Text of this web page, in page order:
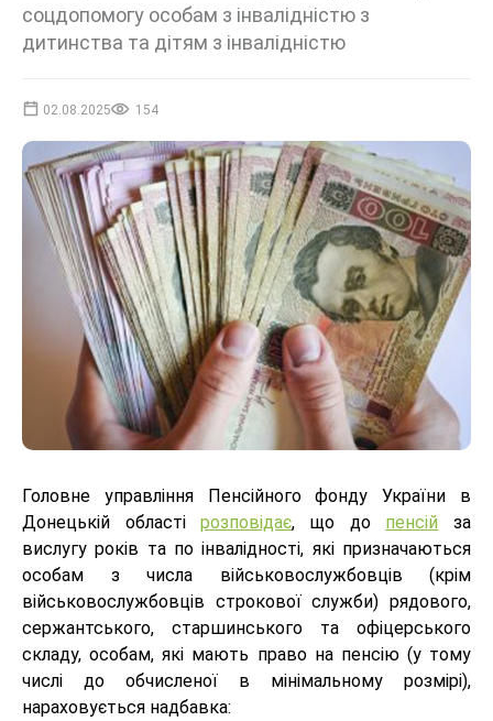
соцдопомогу особам з інвалідністю з
дитинства та дітям з інвалідністю
02.08.2025 154
Головне управління Пенсійного фонду України в
Донецькій областірозповідає, що до пенсій за
вислугу років та по інвалідності, які призначаються
особам з числа військовослужбовців (крім
військовослужбовців строкової служби) рядового,
сержантського, старшинського та офіцерського
складу, особам, які мають право на пенсію (у тому
числі до обчисленої в мінімальному розмірі),
нараховується надбавка: